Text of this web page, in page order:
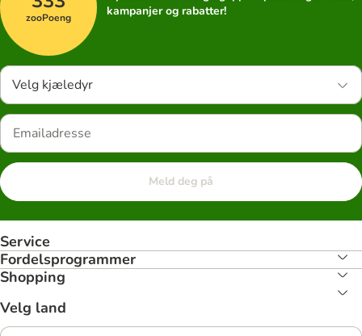
zooPoeng
kampanjer og rabatter!
Velg kjæledyr
Meld deg på
Service
Fordelsprogrammer
Shopping
Velg land